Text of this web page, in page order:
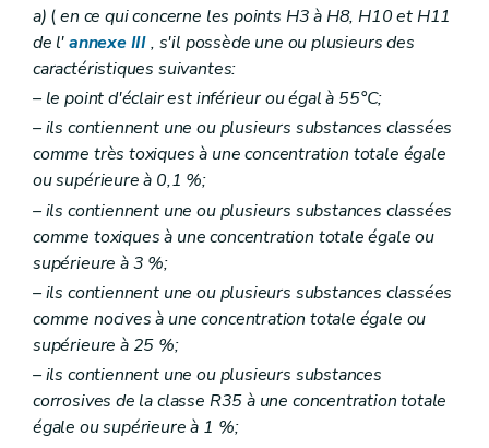
a) (en ce qui concerne les points H3 à H8, H10 et H11
de l'annexe III, s'il possède une ou plusieurs des
caractéristiques suivantes:
– le point d'éclair est inférieur ou égal à 55°C;
– ils contiennent une ou plusieurs substances classées
comme très toxiques à une concentration totale égale
ou supérieure à 0,1 %;
– ils contiennent une ou plusieurs substances classées
comme toxiques à une concentration totale égale ou
supérieure à 3 %;
– ils contiennent une ou plusieurs substances classées
comme nocives à une concentration totale égale ou
supérieure à 25 %;
– ils contiennent une ou plusieurs substances
corrosives de la classe R35 à une concentration totale
égale ou supérieure à 1 %;